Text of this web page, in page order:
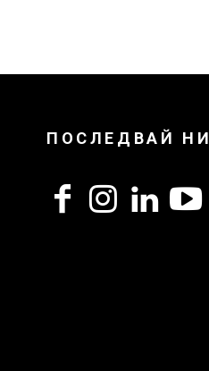
ПОСЛЕДВАЙ НИ